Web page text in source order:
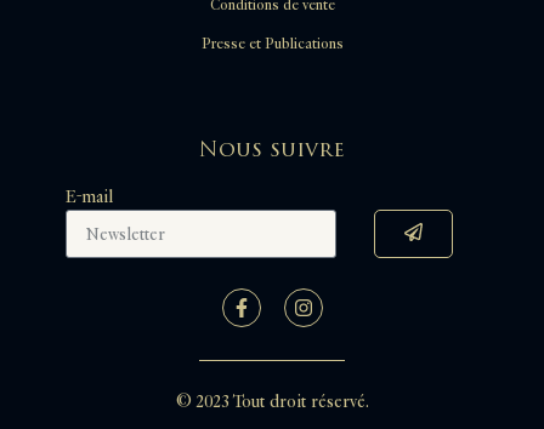
Conditions de vente
Presse et Publications
Nous suivre
E-mail
© 2023 Tout droit réservé.